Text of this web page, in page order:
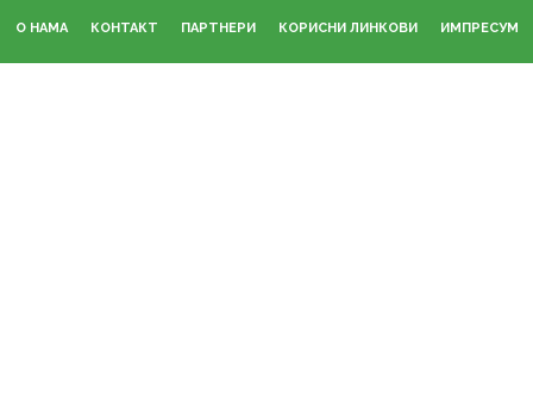
О НАМА КОНТАКТ ПАРТНЕРИ КОРИСНИ ЛИНКОВИ ИМПРЕСУМ